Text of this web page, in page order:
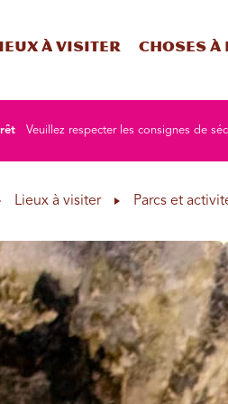
à visiter Choses
Veuillez respecter les consignes de
Lieux à visiter Parcs et